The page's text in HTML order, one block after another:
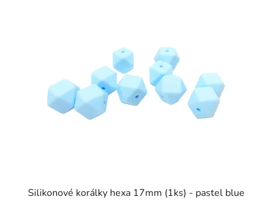
Silikonové korálky hexa 17mm (1ks) - pastel blue